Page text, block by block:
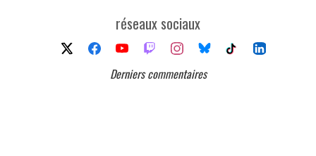
réseaux sociaux
Derniers commentaires